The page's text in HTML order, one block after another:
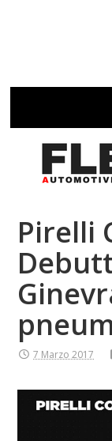
Pirelli
7 Marzo 2017